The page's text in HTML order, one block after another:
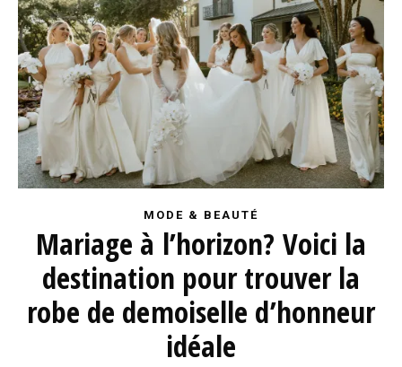
MODE & BEAUTÉ
Mariage à l’horizon? Voici la
destination pour trouver la
robe de demoiselle d’honneur
idéale